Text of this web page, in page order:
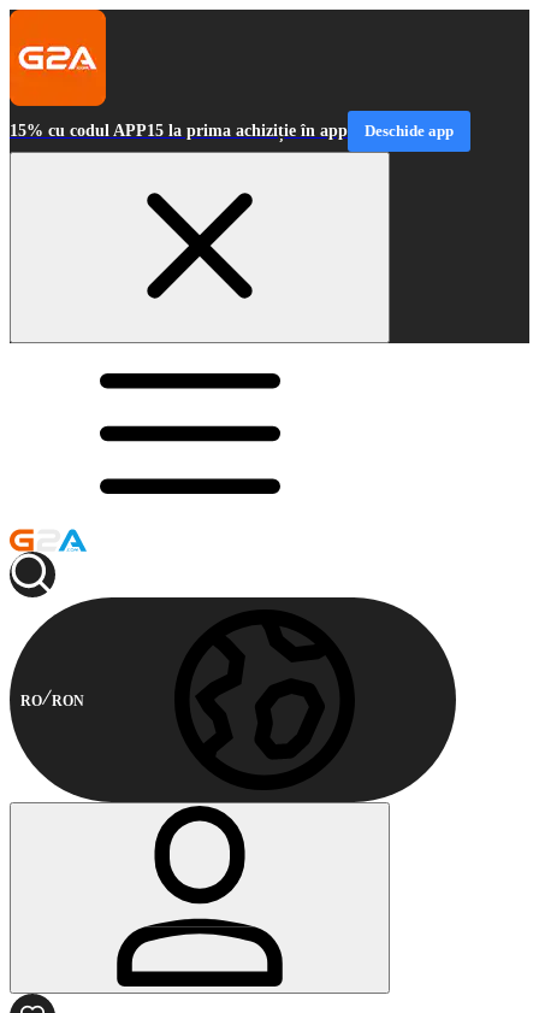
15% cu codul APP15 la prima achiziție în app Deschide app
RO RON